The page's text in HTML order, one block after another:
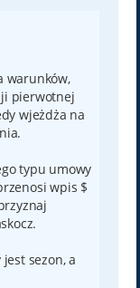
warunków,
pierwotnej
wjeżdża na
typu umowy
wpis $
sezon, a